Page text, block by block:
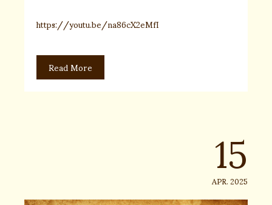
https://youtu.be/na86cX2eMfI
Read More
15
APR. 2025